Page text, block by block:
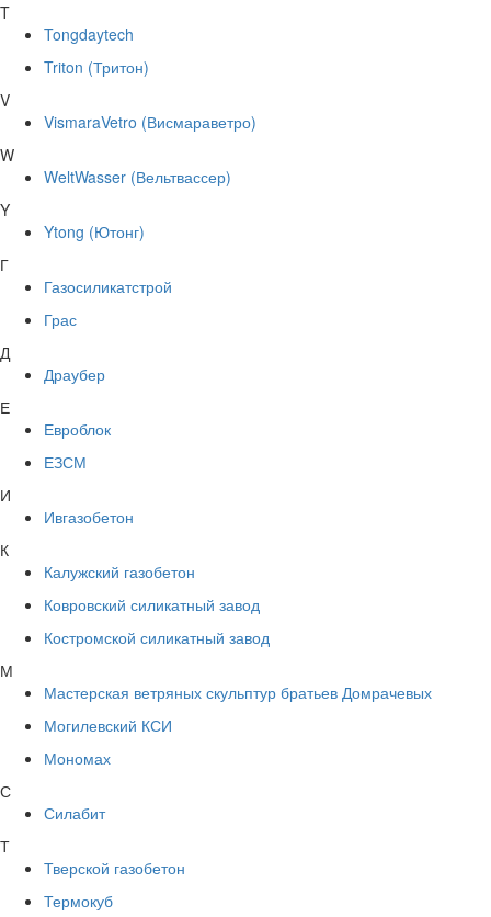
T
Tongdaytech
Triton (Тритон)
V
VismaraVetro (Висмараветро)
W
WeltWasser (Вельтвассер)
Y
Ytong (Ютонг)
Г
Газосиликатстрой
Грас
Д
Драубер
Е
Евроблок
ЕЗСМ
И
Ивгазобетон
К
Калужский газобетон
Ковровский силикатный завод
Костромской силикатный завод
М
Мастерская ветряных скульптур братьев Домрачевых
Могилевский КСИ
Мономах
С
Силабит
Т
Тверской газобетон
Термокуб